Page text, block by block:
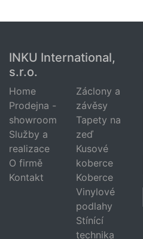
INKU International,
s.r.o.
Home
Prodejna -
showroom
Služby a
realizace
O firmě
Kontakt
Záclony a
závěsy
Tapety na
zeď
Kusové
koberce
Koberce
Vinylové
podlahy
Stínící
technika